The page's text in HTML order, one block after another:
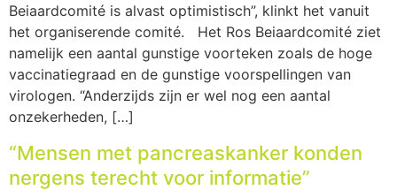
Beiaardcomité is alvast optimistisch”, klinkt het vanuit
het organiserende comité. Het Ros Beiaardcomité ziet
namelijk een aantal gunstige voorteken zoals de hoge
vaccinatiegraad en de gunstige voorspellingen van
virologen. “Anderzijds zijn er wel nog een aantal
onzekerheden, […]
“Mensen met pancreaskanker konden
nergens terecht voor informatie”